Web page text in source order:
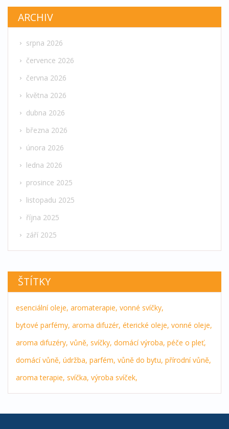
ARCHIV
srpna 2026
července 2026
června 2026
května 2026
dubna 2026
března 2026
února 2026
ledna 2026
prosince 2025
listopadu 2025
října 2025
září 2025
ŠTÍTKY
esenciální oleje, aromaterapie, vonné svíčky,
bytové parfémy, aroma difuzér, éterické oleje, vonné oleje,
aroma difuzéry, vůně, svíčky, domácí výroba, péče o pleť,
domácí vůně, údržba, parfém, vůně do bytu, přírodní vůně,
aroma terapie, svíčka, výroba svíček,